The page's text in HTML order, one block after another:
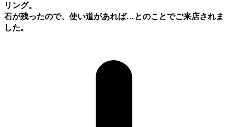
リング。
石が残ったので、使い道があれば…とのことでご来店されま
した。